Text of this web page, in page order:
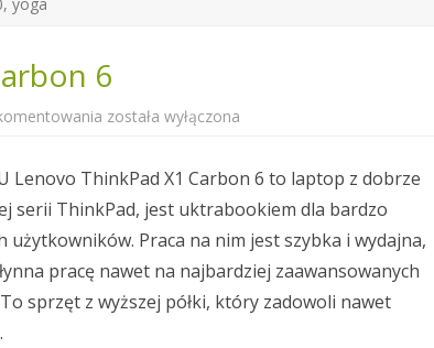
6
Lenovo
6
została wyłączona
Lenovo ThinkPad X1 Carbon 6 to laptop z dobrze
serii ThinkPad, jest uktrabookiem dla bardzo
użytkowników. Praca na nim jest szybka i wydajna,
pracę nawet na najbardziej zaawansowanych
sprzęt z wyższej półki, który zadowoli nawet